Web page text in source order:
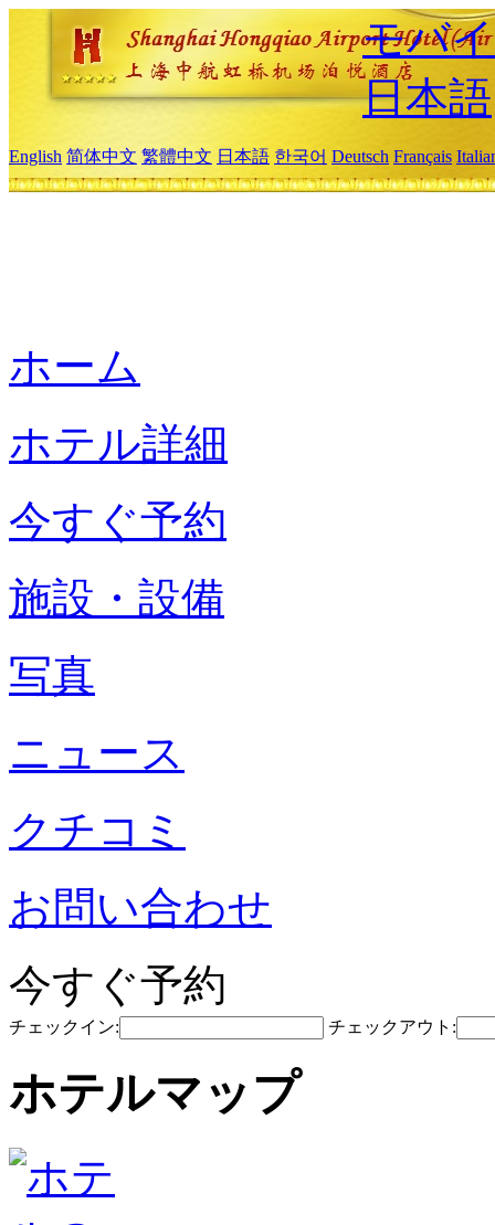
モバ
日本語
English 简体中文 繁體中文 日本語 한국어 Deutsch Français
ホーム
ホテル詳細
今すぐ予約
施設・設備
写真
ニュース
クチコミ
お問い合わせ
今すぐ予約
チェックイン: チェックアウト:
ホテルマップ